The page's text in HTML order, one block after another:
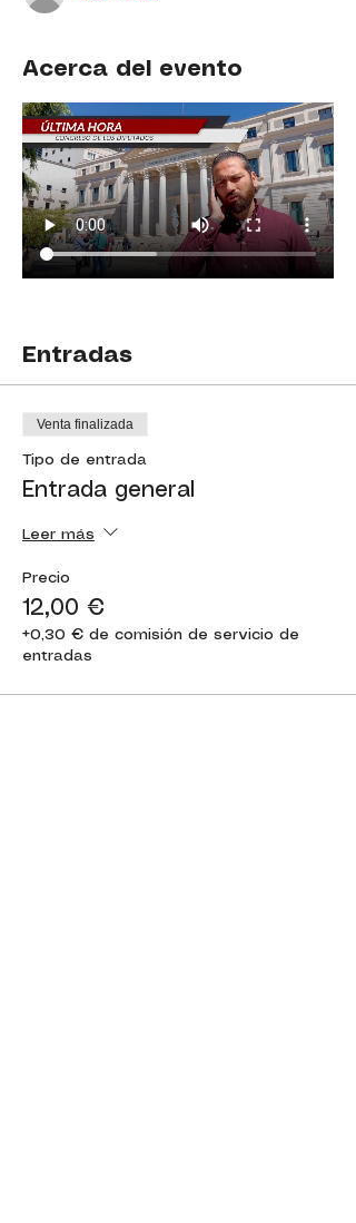
Acerca del evento
Entradas
Venta finalizada
Tipo de entrada
Entrada general
Leer más
Precio
12,00 €
+0,30 € de comisión de servicio de
entradas